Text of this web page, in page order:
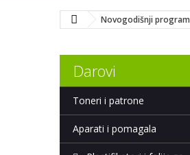
Novogodišnji program
Darovi
Toneri i patrone
Aparati i pomagala